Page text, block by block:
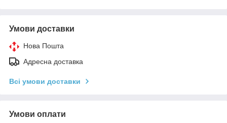
Умови доставки
Нова Пошта
Адресна доставка
Всі умови доставки
Умови оплати